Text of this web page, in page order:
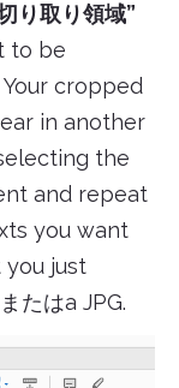
り取り領域”
to be
cropped
in another
the
and repeat
you want
just
たはa JPG.